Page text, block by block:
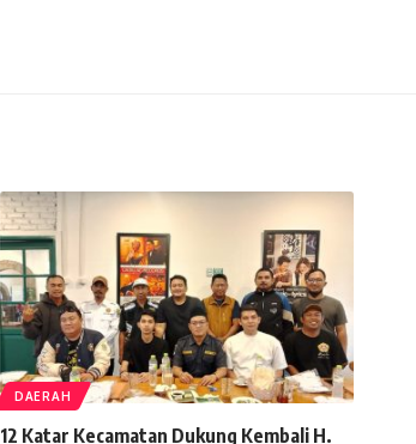
DAERAH
12 Katar Kecamatan Dukung Kembali H.